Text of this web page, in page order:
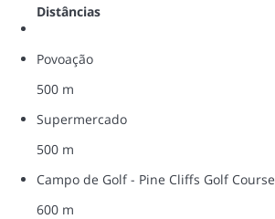
Distâncias
Povoação
500 m
Supermercado
500 m
Campo de Golf - Pine Cliffs Golf Course
600 m